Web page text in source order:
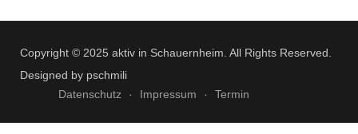
Copyright © 2025 aktiv in Schauernheim. All Rights Reserved.
Designed by pschmili
Datenschutz
Impressum Termin